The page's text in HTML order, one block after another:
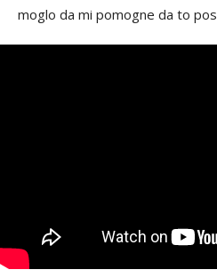
moglo da mi pomogne da to